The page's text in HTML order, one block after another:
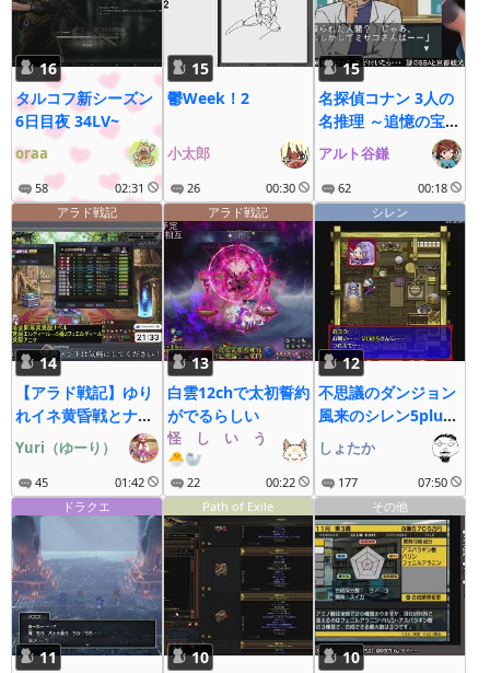
16
タルコフ新シーズン
6日目夜 34LV~
oraa
58 02:31
15
鬱Week！2
小太郎
26 00:30
15
名探偵コナン 3人の
名推理 ～追憶の宝物
事件～
アルト谷鎌
62
00:18
アラド戦記
14
【アラド戦記】ゆり
れイネ黄昏戦とナベ
ルレイドしゅうかい
信中！
Yuri（ゆーり）
45 01:42
アラド戦記
13
白雲12chで太初誓約
がでるらしい
怪゚し゚い゚う゚な゚ぎ゚
🐣🦭
22 00:22
シレン
12
不思議のダンジョン
風来のシレン5plus
フォーチュンタワー
と運命のダイス
(steam)(ストーリ
しょたか
177
07:50
ドラクエ
11
Path of Exile
10
その他
10